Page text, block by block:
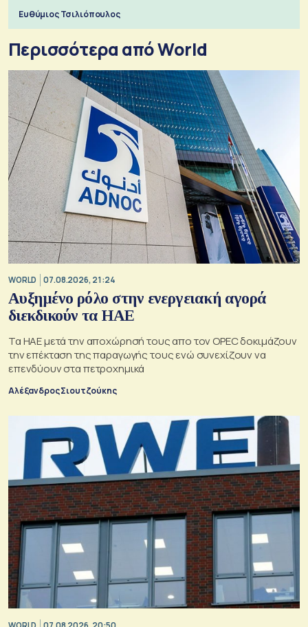
Ευθύμιος Τσιλιόπουλος
Περισσότερα από World
WORLD 07.08.2026, 21:24
Αυξημένο ρόλο στην ενεργειακή αγορά
διεκδικούν τα ΗΑΕ
Τα ΗΑΕ μετά την αποχώρησή τους απο τον OPEC δοκιμάζουν
την επέκταση της παραγωγής τους ενώ συνεχίζουν να
επενδύουν στα πετροχημικά
Αλέξανδρος Σιουτζούκης